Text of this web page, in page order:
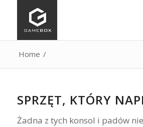
Home /
SPRZĘT, KTÓRY
Żadna z tych konsol i padów